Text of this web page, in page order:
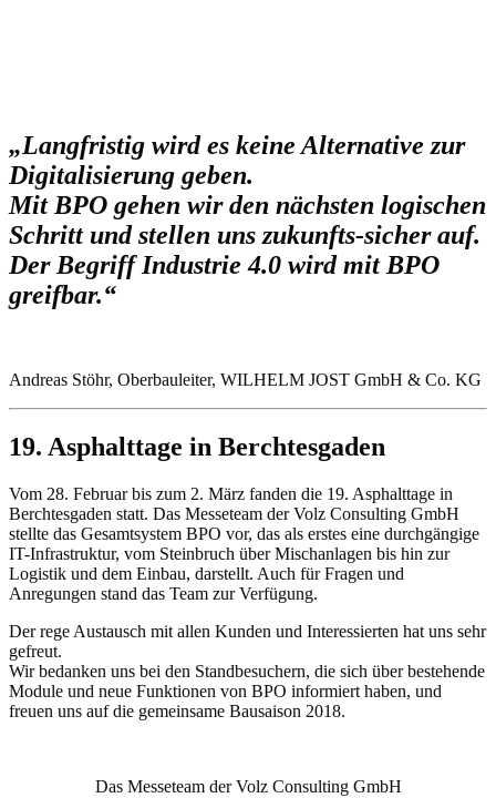
„Langfristig wird es keine Alternative zur
Digitalisierung geben.
Mit BPO gehen wir den nächsten logischen
Schritt und stellen uns zukunfts-sicher auf.
Der Begriff Industrie 4.0 wird mit BPO
greifbar.“
Andreas Stöhr, Oberbauleiter, WILHELM JOST GmbH & Co. KG
19. Asphalttage in Berchtesgaden
Vom 28. Februar bis zum 2. März fanden die 19. Asphalttage in
Berchtesgaden statt. Das Messeteam der Volz Consulting GmbH
stellte das Gesamtsystem BPO vor, das als erstes eine durchgängige
IT-Infrastruktur, vom Steinbruch über Mischanlagen bis hin zur
Logistik und dem Einbau, darstellt. Auch für Fragen und
Anregungen stand das Team zur Verfügung.
Der rege Austausch mit allen Kunden und Interessierten hat uns sehr
gefreut.
Wir bedanken uns bei den Standbesuchern, die sich über bestehende
Module und neue Funktionen von BPO informiert haben, und
freuen uns auf die gemeinsame Bausaison 2018.
Das Messeteam der Volz Consulting GmbH